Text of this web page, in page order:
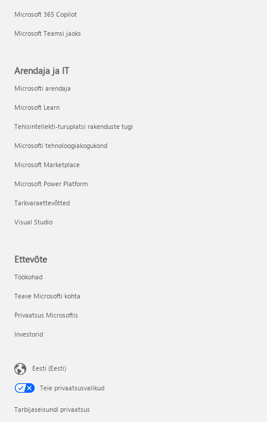
Microsoft 365 Copilot
Microsoft Teamsi jaoks
Arendaja ja IT
Microsofti arendaja
Microsoft Learn
Tehisintellekti-turuplatsi rakenduste tugi
Microsofti tehnoloogiakogukond
Microsoft Marketplace
Microsoft Power Platform
Tarkvaraettevõtted
Visual Studio
Ettevõte
Töökohad
Teave Microsofti kohta
Privaatsus Microsoftis
Investorid
Eesti (Eesti)
Teie privaatsusvalikud
Tarbijaseisundi privaatsus